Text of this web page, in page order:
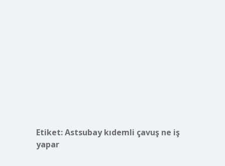
Etiket:Astsubay kıdemli çavuş ne iş
yapar